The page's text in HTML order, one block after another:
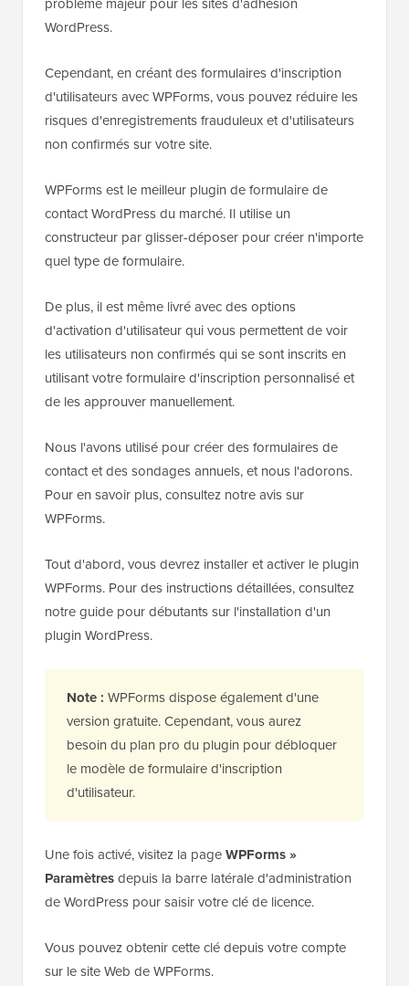
WordPress.
Cependant, en créant des formulaires d'inscription
d'utilisateurs avec WPForms, vous pouvez réduire les
risques d'enregistrements frauduleux et d'utilisateurs
non confirmés sur votre site.
WPForms est le meilleur plugin de formulaire de
contact WordPress du marché. Il utilise un
constructeur par glisser-déposer pour créer n'importe
quel type de formulaire.
De plus, il est même livré avec des options
d'activation d'utilisateur qui vous permettent de voir
les utilisateurs non confirmés qui se sont inscrits en
utilisant votre formulaire d'inscription personnalisé et
de les approuver manuellement.
Nous l'avons utilisé pour créer des formulaires de
contact et des sondages annuels, et nous l'adorons.
Pour en savoir plus, consultez notre avis sur
WPForms.
Tout d'abord, vous devrez installer et activer le plugin
WPForms. Pour des instructions détaillées, consultez
notre guide pour débutants sur l'installation d'un
plugin WordPress.
Note : WPForms dispose également d'une
version gratuite. Cependant, vous aurez
besoin du plan pro du plugin pour débloquer
le modèle de formulaire d'inscription
d'utilisateur.
Une fois activé, visitez la pageWPForms »
Paramètresdepuis la barre latérale d'administration
de WordPress pour saisir votre clé de licence.
Vous pouvez obtenir cette clé depuis votre compte
sur le site Web de WPForms.